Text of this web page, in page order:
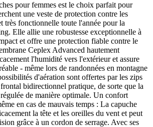
pour femmes est le choix parfait pour
une veste de protection contre les
très fonctionnelle toute l'année pour la
Elle allie une robustesse exceptionnelle à
et offre une protection fiable contre le
Ceplex Advanced hautement
l'humidité vers l'extérieur et assure
- même lors de randonnées en montagne
d'aération sont offertes par les zips
bidirectionnel pratique, de sorte que la
de manière optimale. Un confort
en cas de mauvais temps : La capuche
la tête et les oreilles du vent et peut
grâce à un cordon de serrage. Avec ses